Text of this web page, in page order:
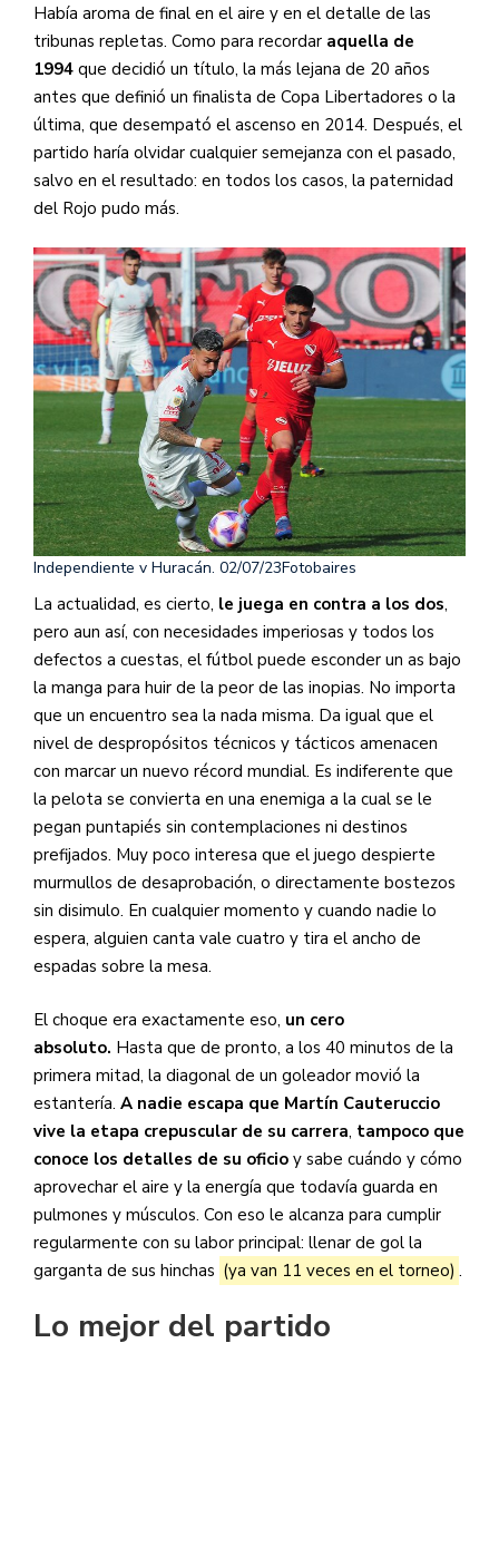
Había aroma de final en el aire y en el detalle de las
tribunas repletas. Como para recordar aquella de
1994 que decidió un título, la más lejana de 20 años
antes que definió un finalista de Copa Libertadores o la
última, que desempató el ascenso en 2014. Después, el
partido haría olvidar cualquier semejanza con el pasado,
salvo en el resultado: en todos los casos, la paternidad
del Rojo pudo más.
Independiente v Huracán. 02/07/23Fotobaires
La actualidad, es cierto, le juega en contra a los dos,
pero aun así, con necesidades imperiosas y todos los
defectos a cuestas, el fútbol puede esconder un as bajo
la manga para huir de la peor de las inopias. No importa
que un encuentro sea la nada misma. Da igual que el
nivel de despropósitos técnicos y tácticos amenacen
con marcar un nuevo récord mundial. Es indiferente que
la pelota se convierta en una enemiga a la cual se le
pegan puntapiés sin contemplaciones ni destinos
prefijados. Muy poco interesa que el juego despierte
murmullos de desaprobación, o directamente bostezos
sin disimulo. En cualquier momento y cuando nadie lo
espera, alguien canta vale cuatro y tira el ancho de
espadas sobre la mesa.
El choque era exactamente eso, un cero
absoluto. Hasta que de pronto, a los 40 minutos de la
primera mitad, la diagonal de un goleador movió la
estantería. A nadie escapa que Martín Cauteruccio
vive la etapa crepuscular de su carrera, tampoco que
conoce los detalles de su oficio y sabe cuándo y cómo
aprovechar el aire y la energía que todavía guarda en
pulmones y músculos. Con eso le alcanza para cumplir
regularmente con su labor principal: llenar de gol la
garganta de sus hinchas (ya van 11 veces en el torneo) .
Lo mejor del partido